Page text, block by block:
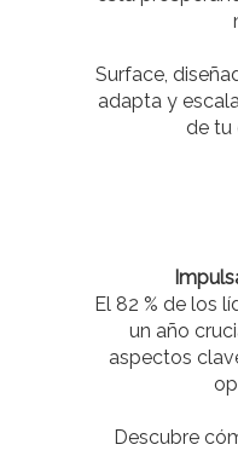
Surface,
adapta y
de tu
El 82 % de los
un año
aspectos
Descubre